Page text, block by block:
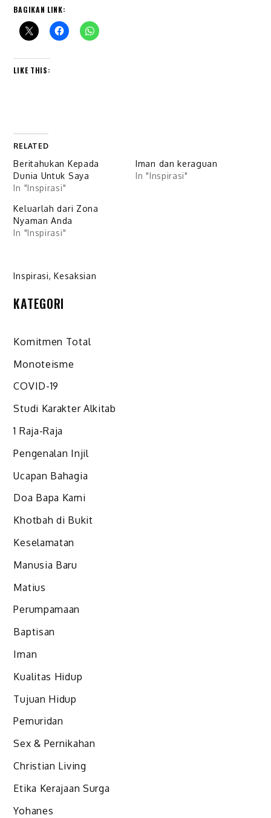
BAGIKAN LINK:
LIKE THIS:
RELATED
Beritahukan Kepada
Dunia Untuk Saya
In "Inspirasi"
Iman dan keraguan
In "Inspirasi"
Keluarlah dari Zona
Nyaman Anda
In "Inspirasi"
Inspirasi,Kesaksian
KATEGORI
Komitmen Total
Monoteisme
COVID-19
Studi Karakter Alkitab
1 Raja-Raja
Pengenalan Injil
Ucapan Bahagia
Doa Bapa Kami
Khotbah di Bukit
Keselamatan
Manusia Baru
Matius
Perumpamaan
Baptisan
Iman
Kualitas Hidup
Tujuan Hidup
Pemuridan
Sex & Pernikahan
Christian Living
Etika Kerajaan Surga
Yohanes